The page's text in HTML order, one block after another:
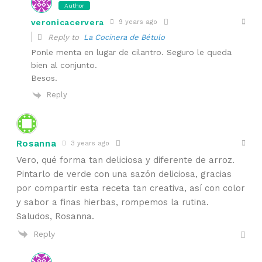
Author
veronicacervera 9 years ago
Reply to La Cocinera de Bétulo
Ponle menta en lugar de cilantro. Seguro le queda
bien al conjunto.
Besos.
Reply
Rosanna 3 years ago
Vero, qué forma tan deliciosa y diferente de arroz.
Pintarlo de verde con una sazón deliciosa, gracias
por compartir esta receta tan creativa, así con color
y sabor a finas hierbas, rompemos la rutina.
Saludos, Rosanna.
Reply